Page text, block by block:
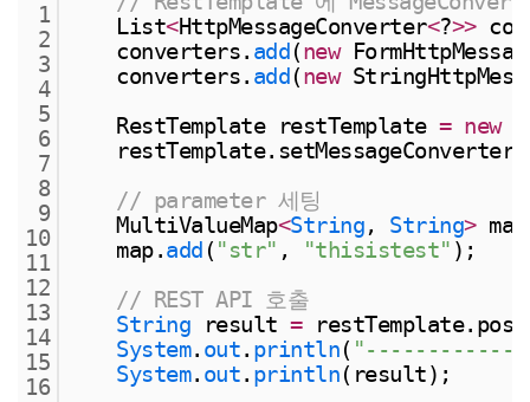
1
2
3
4
5
6
7
8
9
10
11
12
13
14
15
16
List<HttpMessageConverter<?>>
converters. add (new
converters. add (new
RestTemplate restTemplate = new
// parameter 세팅
MultiValueMap<String, String>
map.add ( "str" , "thisistest" );
// REST API 호출
String result =
System. out. println(
System. out. println(result);